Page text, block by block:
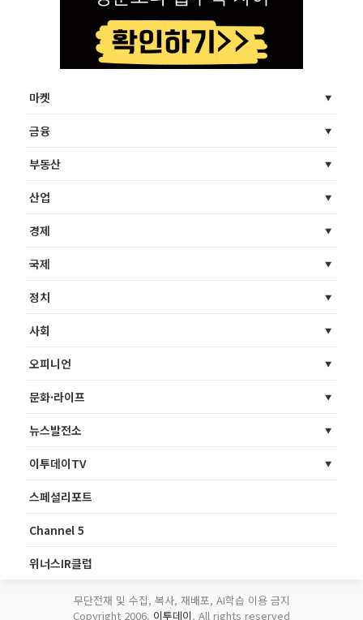
마켓
금융
부동산
산업
경제
국제
정치
사회
오피니언
문화·라이프
뉴스발전소
이투데이TV
스페셜리포트
Channel 5
위너스IR클럽
무단전재 및 수집, 복사, 재배포, AI학습 이용 금지
Copyright 2006. 이투데이. All rights reserved